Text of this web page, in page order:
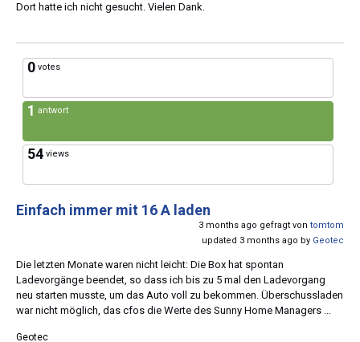
Dort hatte ich nicht gesucht. Vielen Dank.
0 votes
1 antwort
54 views
Einfach immer mit 16 A laden
3 months ago gefragt von tomtom
updated 3 months ago by Geotec
Die letzten Monate waren nicht leicht: Die Box hat spontan
Ladevorgänge beendet, so dass ich bis zu 5 mal den Ladevorgang
neu starten musste, um das Auto voll zu bekommen. Überschussladen
war nicht möglich, das cfos die Werte des Sunny Home Managers ...
Geotec